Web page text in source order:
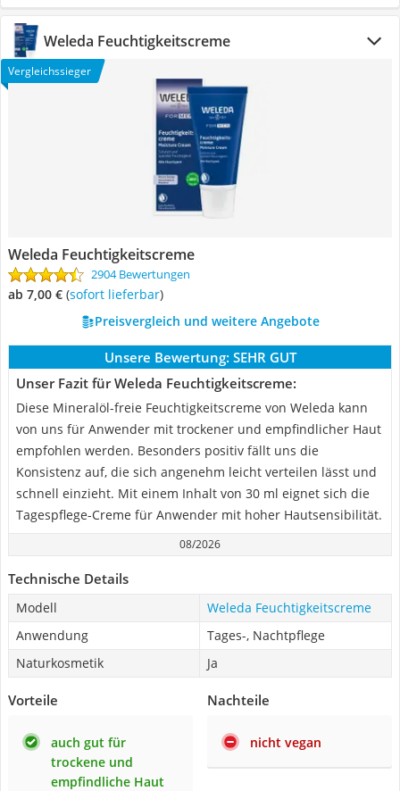
Weleda Feuchtigkeitscreme
Vergleichssieger
Weleda Feuchtigkeitscreme
2904 Bewertungen
ab 7,00 € ( Sofort lieferbar)
Preisvergleich und weitere Angebote
Unsere Bewertung: SEHR GUT
Unser Fazit für Weleda Feuchtigkeitscreme:
Diese Mineralöl-freie Feuchtigkeitscreme von Weleda kann
von uns für Anwender mit trockener und empfindlicher Haut
empfohlen werden. Besonders positiv fällt uns die
Konsistenz auf, die sich angenehm leicht verteilen lässt und
schnell einzieht. Mit einem Inhalt von 30 ml eignet sich die
Tagespflege-Creme für Anwender mit hoher Hautsensibilität.
08/2026
Technische Details
Modell
Weleda Feuchtigkeitscreme
Anwendung
Tages-, Nachtpflege
Naturkosmetik
Ja
Vorteile
auch gut für
trockene und
empfindliche Haut
Nachteile
nicht vegan